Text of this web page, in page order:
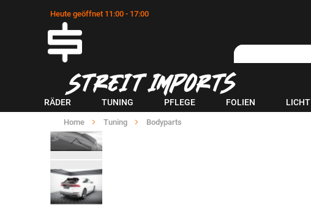
Heute geöffnet 11:00 - 17:00
RÄDER TUNING PFLEGE FOLIEN LICHT
Home Tuning Bodyparts
Zum
Ende
der
springen